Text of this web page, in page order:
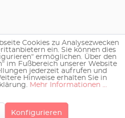
& Co. KG.Cookies zu Analysezwecken
ein. Sie können dies
ermöglichen. Über den
im Fußbereich unserer Website
jederzeit aufrufen und
Hinweise erhalten Sie in
Mehr Informationen ...
Konfigurieren